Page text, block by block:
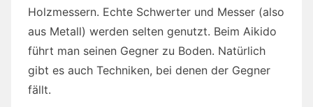
Holzmessern. Echte Schwerter und Messer (also
aus Metall) werden selten genutzt. Beim Aikido
führt man seinen Gegner zu Boden. Natürlich
gibt es auch Techniken, bei denen der Gegner
fällt.